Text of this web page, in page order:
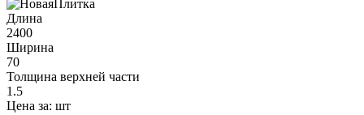
Длина
2400
Ширина
70
Толщина верхней части
1.5
Цена за: шт